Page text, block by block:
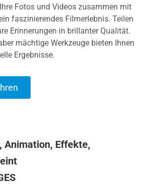
Fotos und Videos zusammen mit
faszinierendes Filmerlebnis. Teilen
Erinnerungen in brillanter Qualität.
mächtige Werkzeuge bieten Ihnen
Ergebnisse.
Animation, Effekte,